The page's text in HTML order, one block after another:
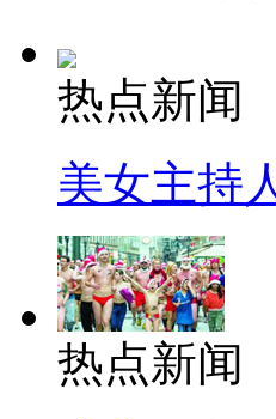
热点新闻
美女主持
热点新闻